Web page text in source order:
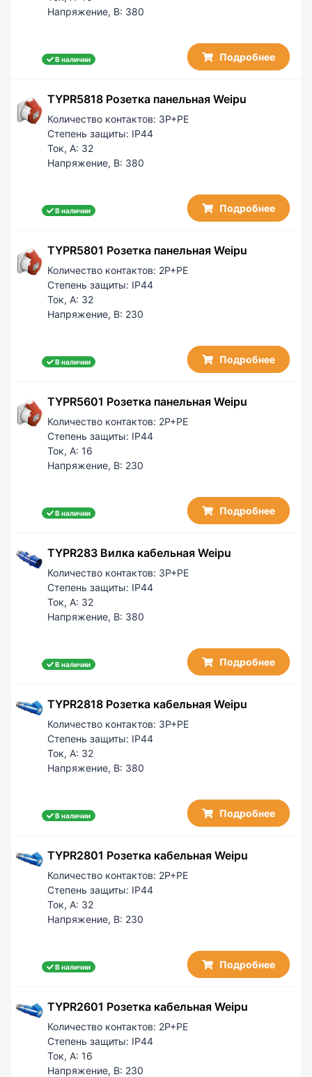
Напряжение, В: 380
В наличии Подробнее
TYPR5818 Розетка панельная Weipu
Количество контактов: 3P+PE
Степень защиты: IP44
Ток, А: 32
Напряжение, В: 380
В наличии Подробнее
TYPR5801 Розетка панельная Weipu
Количество контактов: 2P+PE
Степень защиты: IP44
Ток, А: 32
Напряжение, В: 230
В наличии Подробнее
TYPR5601 Розетка панельная Weipu
Количество контактов: 2P+PE
Степень защиты: IP44
Ток, А: 16
Напряжение, В: 230
В наличии Подробнее
TYPR283 Вилка кабельная Weipu
Количество контактов: 3P+PE
Степень защиты: IP44
Ток, А: 32
Напряжение, В: 380
В наличии Подробнее
TYPR2818 Розетка кабельная Weipu
Количество контактов: 3P+PE
Степень защиты: IP44
Ток, А: 32
Напряжение, В: 380
В наличии Подробнее
TYPR2801 Розетка кабельная Weipu
Количество контактов: 2P+PE
Степень защиты: IP44
Ток, А: 32
Напряжение, В: 230
В наличии Подробнее
TYPR2601 Розетка кабельная Weipu
Количество контактов: 2P+PE
Степень защиты: IP44
Ток, А: 16
Напряжение, В: 230